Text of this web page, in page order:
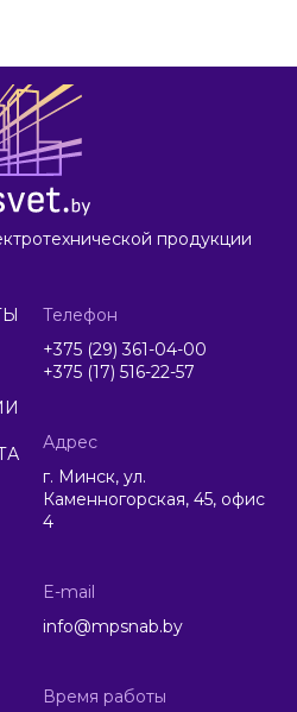
продукции
Телефон
+375 (29) 361-04-00
+375 (17) 516-22-57
Адрес
г. Минск, ул.
Каменногорская, 45, офис
4
E-mail
info@mpsnab.by
Время работы